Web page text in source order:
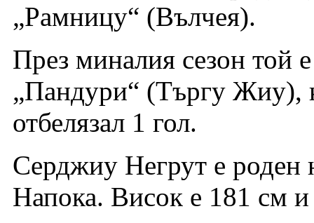
„Рамницу“ (Вълчея).
През миналия сезон той
„Пандури“ (Търгу Жиу),
отбелязал 1 гол.
Серджиу Негрут е роден
Напока. Висок е 181 см и